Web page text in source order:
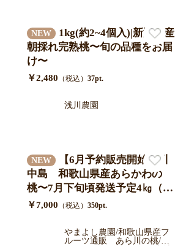
NEW
1kg(約2~4個入)|新潟県産
朝採れ完熟桃〜旬の品種をお届
け〜
￥2,480 （税込） 37pt.
浅川農園
NEW
【6月予約販売開始】川
中島 和歌山県産あらかわの
桃〜7月下旬頃発送予定4㎏（約
12〜13個）/家庭用
￥7,000 （税込） 350pt.
やまよし農園/和歌山県産フ
ルーツ通販 あら川の桃/い